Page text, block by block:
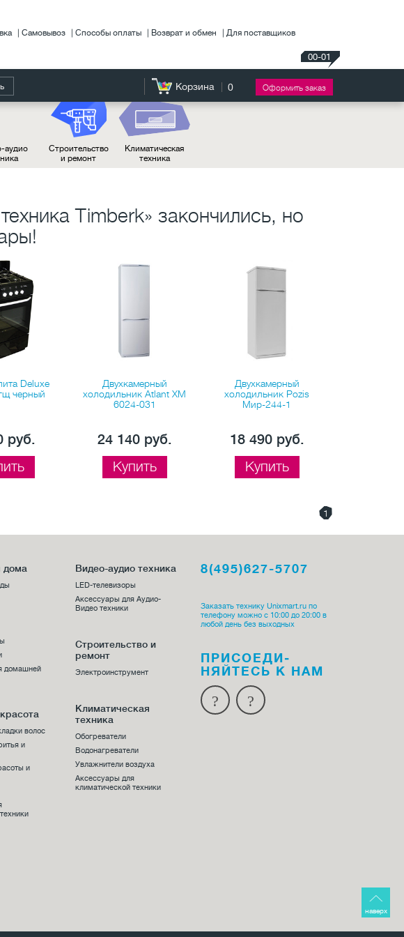
Самовывоз Способы оплаты Возврат и обмен Для поставщиков
00-01
Корзина 0 Оформить заказ
аудио
Строительство
и ремонт
Климатическая
техника
Timberk» закончились, но
Deluxe
черный
руб.
Двухкамерный
холодильник Atlant XM
6024-031
24 140 руб.
Купить
Двухкамерный
холодильник Pozis
Мир-244-1
18 490 руб.
Купить
1
дома
домашней
волос
и
и
Видео-аудио техника
LED-телевизоры
Аксессуары для Аудио-
Видео техники
Строительство и
ремонт
Электроинструмент
Климатическая
техника
Обогреватели
Водонагреватели
Увлажнители воздуха
Аксессуары для
климатической техники
8(495)627-5707
Заказать технику Unixmart.ru по
телефону можно с 10:00 до 20:00 в
любой день без выходных
ПРИСОЕДИ­
НЯЙТЕСЬ К НАМ
наверх